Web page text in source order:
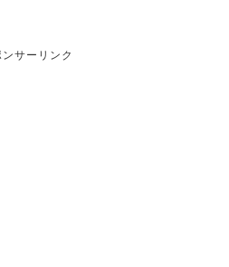
ンサーリンク